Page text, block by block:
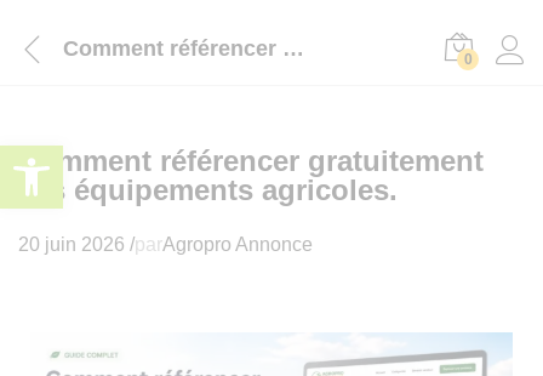
Comment référencer gratuitement ses équipements agricoles. 0
Comment référencer gratuitement
ses équipements agricoles.
20 juin 2026 /parAgropro Annonce
Ouvrir la barre d’outils